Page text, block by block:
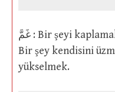
غَمَّ : Bir şeyi kaplamak, örtmek ya da saklamak.
Bir şey kendisini
yükselmek.